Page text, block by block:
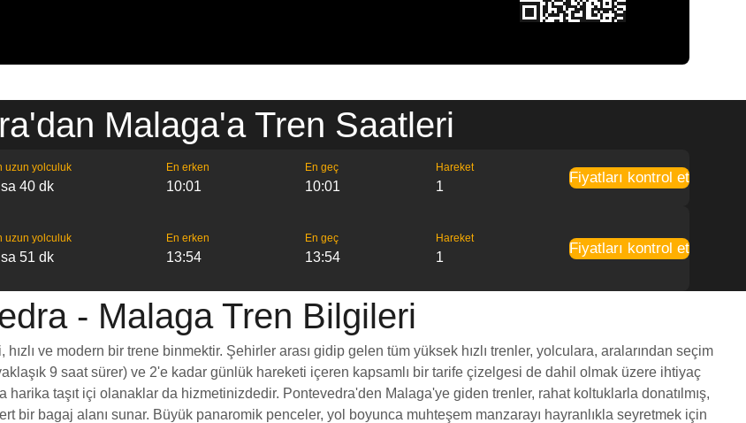
Malaga'a Tren Saatleri
uzun yolculuk
40 dk
En erken
10:01
En geç
10:01
Hareket
1
Fiyatları kontrol et
uzun yolculuk
51 dk
En erken
13:54
En geç
13:54
Hareket
1
Fiyatları kontrol et
- Malaga Tren Bilgileri
ve modern bir trene binmektir. Şehirler arası gidip gelen tüm yüksek hızlı trenler, yolculara, aralarından seçim
9 saat sürer) ve 2'e kadar günlük hareketi içeren kapsamlı bir tarife çizelgesi de dahil olmak üzere ihtiyaç
harika taşıt içi olanaklar da hizmetinizdedir. Pontevedra'den Malaga'ye giden trenler, rahat koltuklarla donatılmış,
bir bagaj alanı sunar. Büyük panaromik penceler, yol boyunca muhteşem manzarayı hayranlıkla seyretmek için